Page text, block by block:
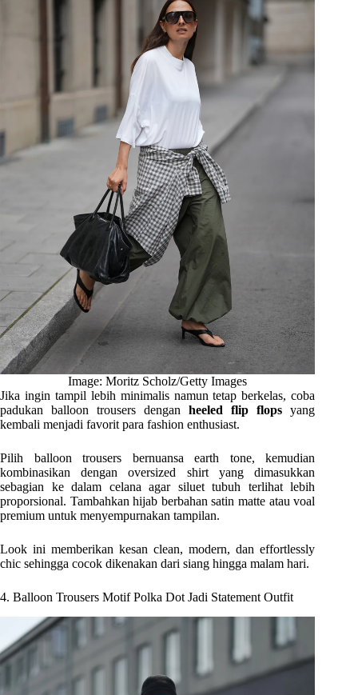
Image: Moritz Scholz/Getty Images
Jika ingin tampil lebih minimalis namun tetap berkelas, coba
padukan balloon trousers denganheeled flip flops yang
kembali menjadi favorit para fashion enthusiast.
Pilih balloon trousers bernuansa earth tone, kemudian
kombinasikan dengan oversized shirt yang dimasukkan
sebagian ke dalam celana agar siluet tubuh terlihat lebih
proporsional. Tambahkan hijab berbahan satin matte atau voal
premium untuk menyempurnakan tampilan.
Look ini memberikan kesan clean, modern, dan effortlessly
chic sehingga cocok dikenakan dari siang hingga malam hari.
4. Balloon Trousers Motif Polka Dot Jadi Statement Outfit